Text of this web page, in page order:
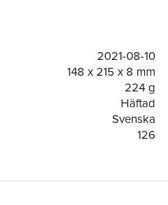
andra utbildningar där
språket.
2021-08-10
148 x 215 x 8 mm
224 g
Häftad
Svenska
126
9789177371625